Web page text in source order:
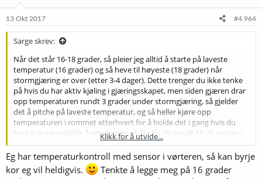
13 Okt 2017 #4.964
Sarge skrev:
Når det står 16-18 grader, så pleier jeg alltid å starte på laveste
temperatur (16 grader) og så heve til høyeste (18 grader) når
stormgjæring er over (etter 3-4 dager). Dette trenger du ikke tenke
på hvis du har aktiv kjøling i gjæringsskapet, men siden gjæren drar
opp temperaturen rundt 3 grader under stormgjæring, så gjelder
det å pitche på laveste temperatur, og så heller kjøre opp
temperaturen i rommet etterhvert for å holde det i gang hvis du
bare har varmekilde å regulere med. Da får du rundt 18-20 grader i
karet under stormgjæringen istedenfor 20-22.
Klikk for å utvide...
Eg har temperaturkontroll med sensor i vørteren, så kan byrje
kor eg vil heldigvis.
Tenkte å legge meg på 16 grader